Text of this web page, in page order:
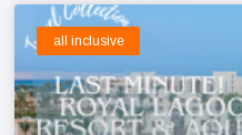
all inclusive